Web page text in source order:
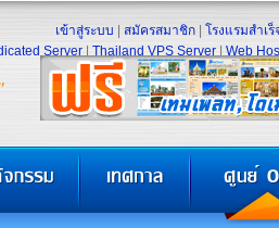
เข้าสู่ระบบ สมัครสมาชิก โรงแรมสำเร็
Server Thailand VPS Server Web